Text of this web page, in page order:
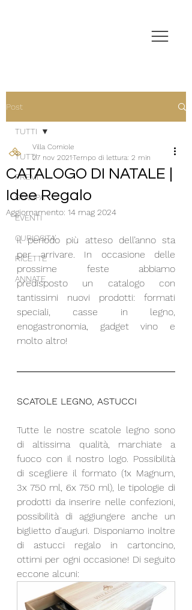
Post
TUTTI
PREMI
STAMPA
EVENTI
CURIOSITA'
RICETTE
ANNATE
TUTTI
CATALOGO DI NATALE |
Idee Regalo
Villa Corniole
27 nov 2021Tempo di lettura: 2 min
Aggiornamento: 14 mag 2024
Il periodo più atteso dell’anno sta
per arrivare. In occasione delle
prossime feste abbiamo
predisposto un catalogo con
tantissimi nuovi prodotti: formati
speciali, casse in legno,
enogastronomia, gadget vino e
molto altro!
SCATOLE LEGNO, ASTUCCI
Tutte le nostre scatole legno sono
di altissima qualità, marchiate a
fuoco con il nostro logo. Possibilità
di scegliere il formato (1x Magnum,
3x 750 ml, 6x 750 ml), le tipologie di
prodotti da inserire nelle confezioni,
possibilità di aggiungere anche un
biglietto d'auguri. Disponiamo inoltre
di astucci regalo in cartoncino,
ottimi per ogni occasione! Di seguito
eccone alcuni: